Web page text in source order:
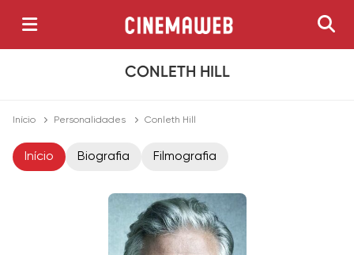
CONLETH HILL
Início Personalidades Conleth Hill
Início Biografia Filmografia